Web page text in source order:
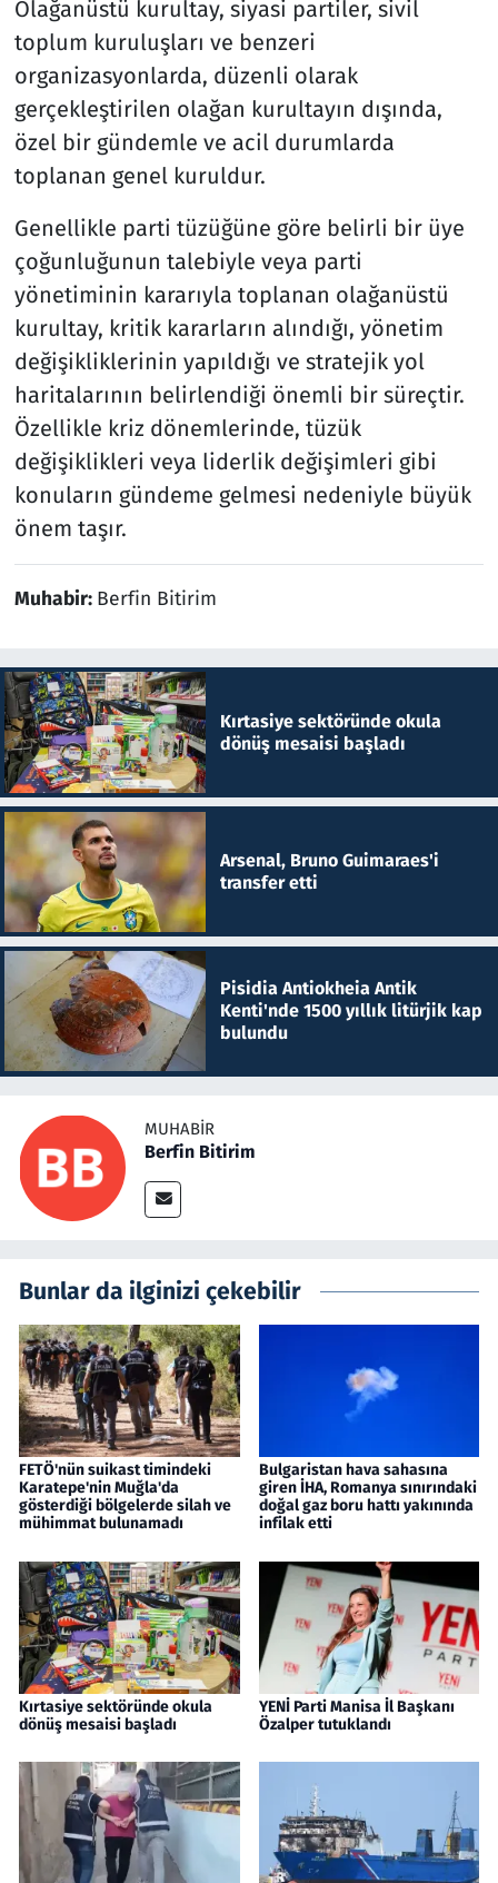
Olağanüstü kurultay, siyasi partiler, sivil
toplum kuruluşları ve benzeri
organizasyonlarda, düzenli olarak
gerçekleştirilen olağan kurultayın dışında,
özel bir gündemle ve acil durumlarda
toplanan genel kuruldur.
Genellikle parti tüzüğüne göre belirli bir üye
çoğunluğunun talebiyle veya parti
yönetiminin kararıyla toplanan olağanüstü
kurultay, kritik kararların alındığı, yönetim
değişikliklerinin yapıldığı ve stratejik yol
haritalarının belirlendiği önemli bir süreçtir.
Özellikle kriz dönemlerinde, tüzük
değişiklikleri veya liderlik değişimleri gibi
konuların gündeme gelmesi nedeniyle büyük
önem taşır.
Muhabir: Berfin Bitirim
Kırtasiye sektöründe okula
dönüş mesaisi başladı
Arsenal, Bruno Guimaraes'i
transfer etti
Pisidia Antiokheia Antik
Kenti'nde 1500 yıllık litürjik kap
bulundu
MUHABIR
Berfin Bitirim
Bunlar da ilginizi çekebilir
FETÖ'nün suikast timindeki
Karatepe'nin Muğla'da
gösterdiği bölgelerde silah ve
mühimmat bulunamadı
Bulgaristan hava sahasına
giren İHA, Romanya sınırındaki
doğal gaz boru hattı yakınında
infilak etti
Kırtasiye sektöründe okula
dönüş mesaisi başladı
YENİ Parti Manisa İl Başkanı
Özalper tutuklandı